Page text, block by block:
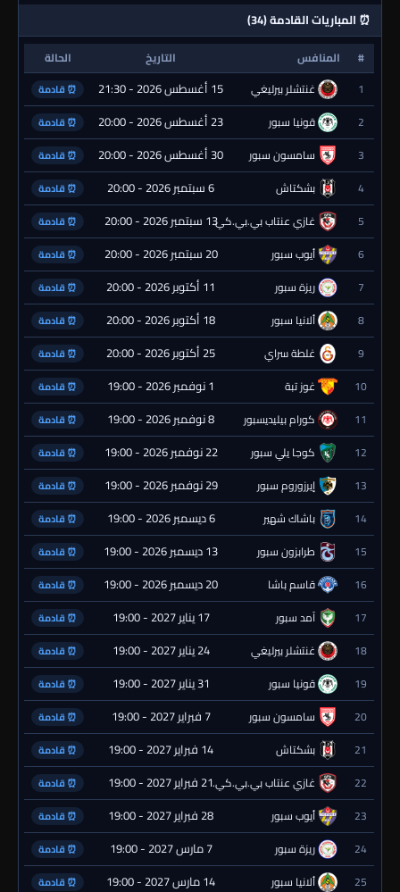
⏰ المباريات القادمة (34)
# المنافس التاريخ
الحالة
1
غنتشلر بيرليغي 15 أغسطس 2026 - 21:30 ⏰ قادمة
2 قونيا سبور 23 أغسطس 2026 - 20:00 ⏰ قادمة
3 سامسون سبور 30 أغسطس 2026 - 20:00 ⏰ قادمة
4 بشكتاش 6 سبتمبر 2026 - 20:00 ⏰ قادمة
5 غازي عنتاب بي.بي.كي.13 سبتمبر 2026 - 20:00 ⏰ قادمة
6 أيوب سبور 20 سبتمبر 2026 - 20:00 ⏰ قادمة
7 ريزة سبور 11 أكتوبر 2026 - 20:00 ⏰ قادمة
8 ألانيا سبور 18 أكتوبر 2026 - 20:00 ⏰ قادمة
9 غلطة سراي 25 أكتوبر 2026 - 20:00 ⏰ قادمة
10 غوز تبة 1 نوفمبر 2026 - 19:00 ⏰ قادمة
11 كورام بيليديسبور 8 نوفمبر 2026 - 19:00 ⏰ قادمة
12 كوجا يلي سبور 22 نوفمبر 2026 - 19:00 ⏰ قادمة
13 إيرزوروم سبور 29 نوفمبر 2026 - 19:00 ⏰ قادمة
14 باشاك شهير 6 ديسمبر 2026 - 19:00 ⏰ قادمة
15 طرابزون سبور 13 ديسمبر 2026 - 19:00 ⏰ قادمة
16 قاسم باشا 20 ديسمبر 2026 - 19:00 ⏰ قادمة
17 آمد سبور 17 يناير 2027 - 19:00 ⏰ قادمة
18 غنتشلر بيرليغي 24 يناير 2027 - 19:00 ⏰ قادمة
19 قونيا سبور 31 يناير 2027 - 19:00 ⏰ قادمة
20 سامسون سبور 7 فبراير 2027 - 19:00 ⏰ قادمة
21 بشكتاش 14 فبراير 2027 - 19:00 ⏰ قادمة
22 غازي عنتاب بي.بي.كي.21 فبراير 2027 - 19:00 ⏰ قادمة
23 أيوب سبور 28 فبراير 2027 - 19:00 ⏰ قادمة
24 ريزة سبور 7 مارس 2027 - 19:00 ⏰ قادمة
25 ألانيا سبور 14 مارس 2027 - 19:00 ⏰ قادمة